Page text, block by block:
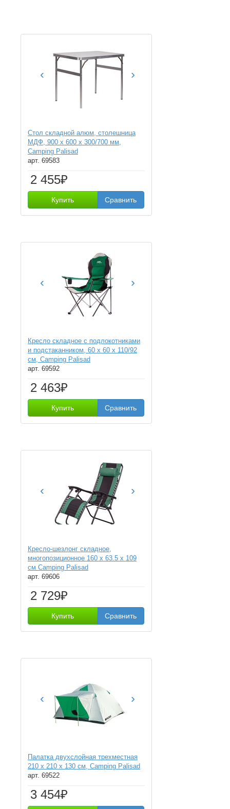
‹ ›
Стол складной алюм, столешница
МДФ, 900 x 600 x 300/700 мм,
Camping Palisad
арт. 69583
2 455₽
Купить Сравнить
‹ ›
Кресло складное с подлокотниками
и подстаканником, 60 х 60 х 110/92
см, Camping Palisad
арт. 69592
2 463₽
Купить Сравнить
‹ ›
Кресло-шезлонг складное,
многопозиционное 160 х 63.5 х 109
cм Camping Palisad
арт. 69606
2 729₽
Купить Сравнить
‹ ›
Палатка двухслойная трехместная
210 x 210 x 130 см, Camping Palisad
арт. 69522
3 454₽